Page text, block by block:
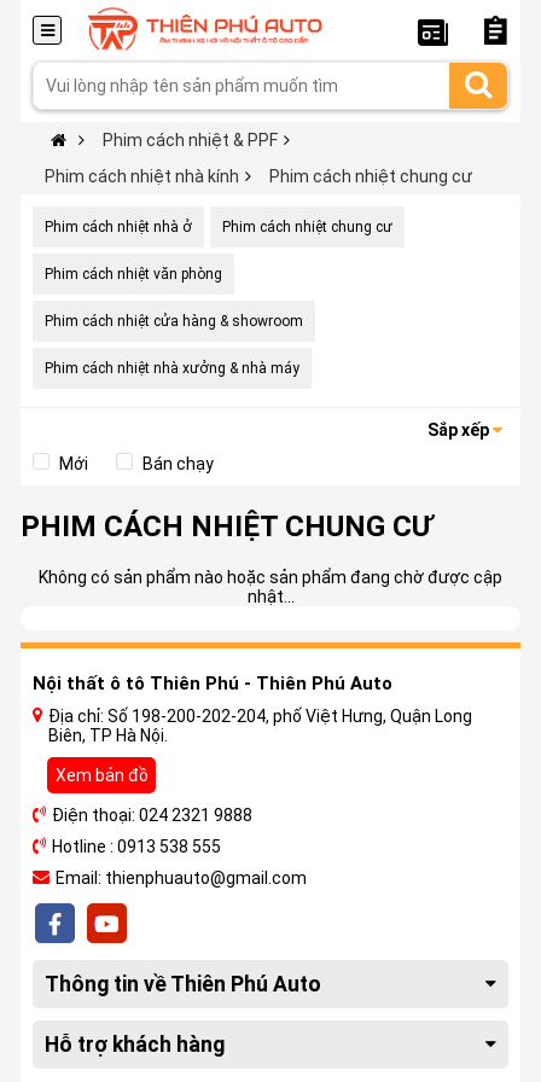
Phim cách nhiệt & PPF
Phim cách nhiệt nhà kính
Phim cách nhiệt chung cư
Phim cách nhiệt nhà ở Phim cách nhiệt chung cư
Phim cách nhiệt văn phòng
Phim cách nhiệt cửa hàng & showroom
Phim cách nhiệt nhà xưởng & nhà máy
Sắp xếp
Mới
Bán chạy
PHIM CÁCH NHIỆT CHUNG CƯ
Không có sản phẩm nào hoặc sản phẩm đang chờ được cập
nhật...
Nội thất ô tô Thiên Phú - Thiên Phú Auto
Địa chỉ: Số 198-200-202-204, phố Việt Hưng, Quận Long
Biên, TP Hà Nội.
Xem bản đồ
Điện thoại: 024 2321 9888
Hotline : 0913 538 555
Email: thienphuauto@gmail.com
Thông tin về Thiên Phú Auto
Hỗ trợ khách hàng